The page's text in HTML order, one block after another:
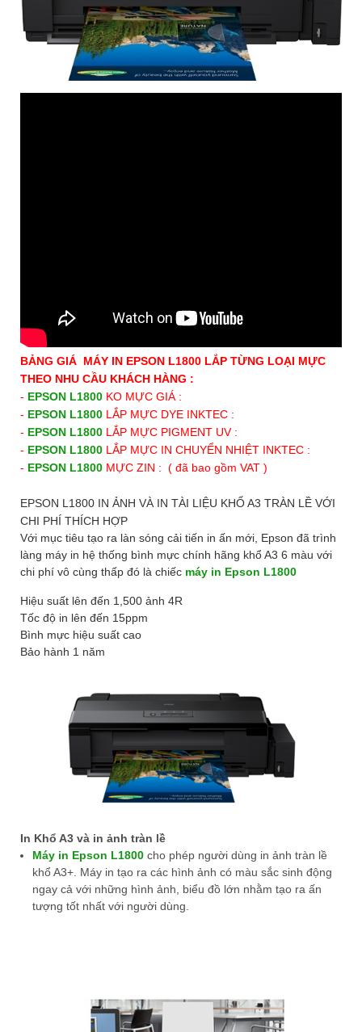
BẢNG GIÁ MÁY IN EPSON L1800 LẮP TỪNG LOẠI MỰC
THEO NHU CẦU KHÁCH HÀNG :
- EPSON L1800 KO MỰC GIÁ :
- EPSON L1800 LẮP MỰC DYE INKTEC :
- EPSON L1800 LẮP MỰC PIGMENT UV :
- EPSON L1800 LẮP MỰC IN CHUYỂN NHIỆT INKTEC :
- EPSON L1800 MỰC ZIN : ( đã bao gồm VAT )
EPSON L1800 IN ẢNH VÀ IN TÀI LIỆU KHỔ A3 TRÀN LỀ VỚI
CHI PHÍ THÍCH HỢP
Với mục tiêu tạo ra làn sóng cải tiến in ấn mới, Epson đã trình
làng máy in hệ thống bình mực chính hãng khổ A3 6 màu với
chi phí vô cùng thấp đó là chiếc máy in Epson L1800
Hiệu suất lên đến 1,500 ảnh 4R
Tốc độ in lên đến 15ppm
Bình mực hiệu suất cao
Bảo hành 1 năm
In Khổ A3 và in ảnh tràn lề
Máy in Epson L1800 cho phép người dùng in ảnh tràn lề
khổ A3+. Máy in tạo ra các hình ảnh có màu sắc sinh động
ngay cả với những hình ảnh, biểu đồ lớn nhằm tạo ra ấn
tượng tốt nhất với người dùng.